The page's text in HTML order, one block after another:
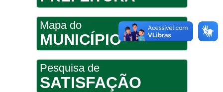
Mapa do
MUNICÍPIO
Pesquisa de
SATISFAÇÃO